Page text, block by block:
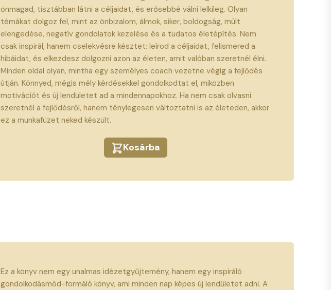
önmagad, tisztábban látni a céljaidat, és erősebbé válni lelkileg. Olyan
témákat dolgoz fel, mint az önbizalom, álmok, siker, boldogság, múlt
elengedése, negatív gondolatok kezelése és a tudatos életépítés. Nem
csak inspirál, hanem cselekvésre késztet: leírod a céljaidat, felismered a
hibáidat, és elkezdesz dolgozni azon az életen, amit valóban szeretnél élni.
Minden oldal olyan, mintha egy személyes coach vezetne végig a fejlődés
útján. Könnyed, mégis mély kérdésekkel gondolkodtat el, miközben
motivációt és új lendületet ad a mindennapokhoz. Ha nem csak olvasni
szeretnél a fejlődésről, hanem ténylegesen változtatni is az életeden, akkor
ez a munkafüzet neked készült.
Kosárba
Ez a könyv nem egy unalmas idézetgyűjtemény, hanem egy inspiráló
gondolkodásmód-formáló könyv, ami minden nap képes új lendületet adni. A